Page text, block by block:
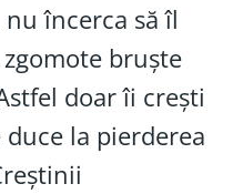
încerca să îl
bruște
doar îi crești
la pierderea